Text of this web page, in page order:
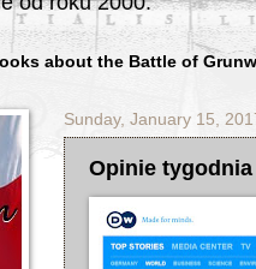
about the Battle of
Sunday, January 15,
Opinie tygodnia